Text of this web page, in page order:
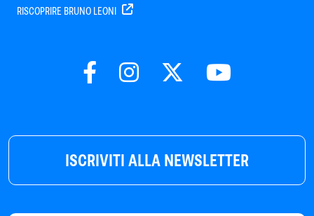
ISCRIVITI ALLA NEWSLETTER
RISCOPRIRE BRUNO LEONI